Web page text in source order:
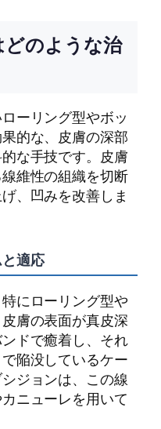
のような治
ーリング型やボッ
的な、皮膚の深部
な手技です。皮膚
維性の組織を切断
、凹みを改善しま
適応
にローリング型や
膚の表面が真皮深
ドで癒着し、それ
陥没しているケー
ジョンは、この線
ニューレを用いて